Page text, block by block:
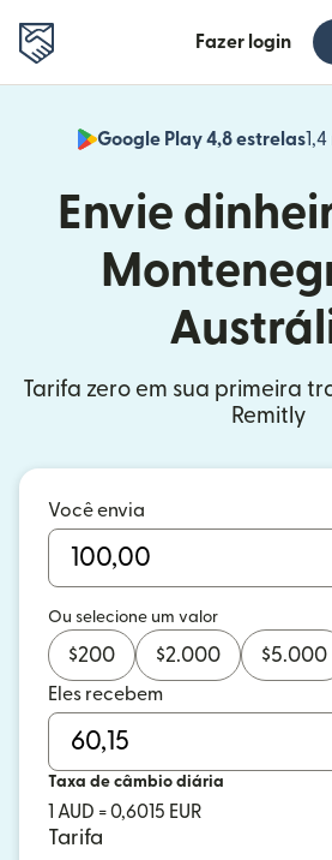
Fazer login
Google Play 4,8 estrelas
Envie
Tarifa zero em sua primeira
Remitly
Você envia
Ou selecione um valor
$200 $2.000 $5.000
Eles recebem
Taxa de câmbio diária
1 AUD = 0,6015 EUR
Tarifa